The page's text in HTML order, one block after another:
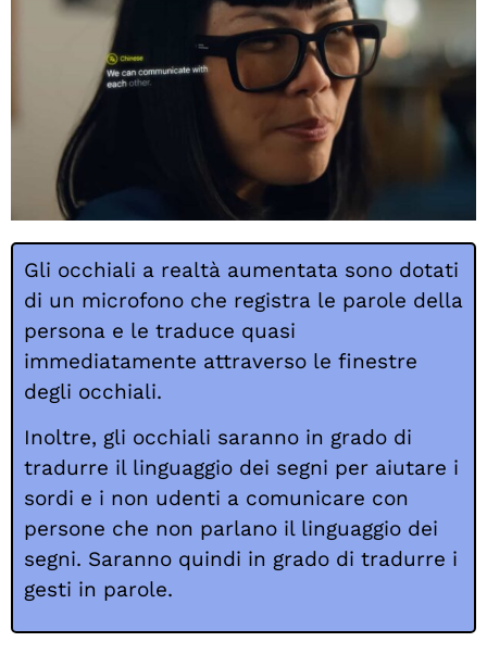
Gli occhiali a realtà aumentata sono dotati
di un microfono che registra le parole della
persona e le traduce quasi
immediatamente attraverso le finestre
degli occhiali.
Inoltre, gli occhiali saranno in grado di
tradurre il linguaggio dei segni per aiutare i
sordi e i non udenti a comunicare con
persone che non parlano il linguaggio dei
segni. Saranno quindi in grado di tradurre i
gesti in parole.